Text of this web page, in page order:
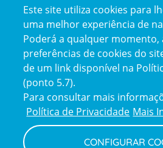
certification2
Reclamações
e
elogios
Este site utiliza cookies para
uma melhor experiência de
Poderá a qualquer momento,
preferências de cookies do
de um link disponível na
(ponto 5.7).
Para consultar mais
Política de Privacidade Mais
CONFIGURAR